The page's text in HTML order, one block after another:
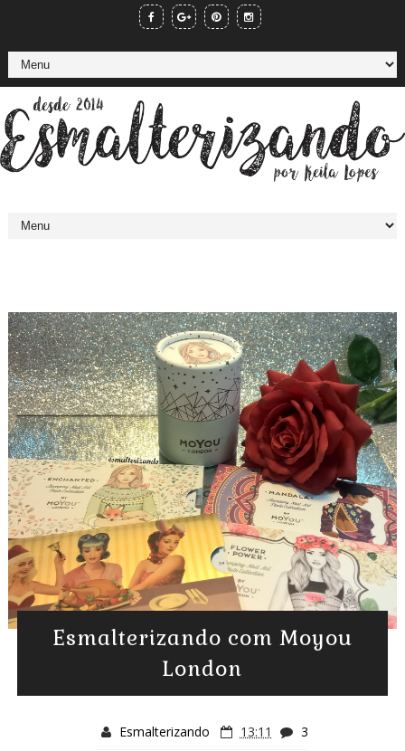
Esmalterizando com Moyou
London
Esmalterizando 13:11 3